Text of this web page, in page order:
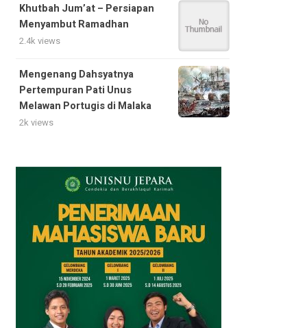
Khutbah Jum’at – Persiapan
Menyambut Ramadhan
2.4k views
Mengenang Dahsyatnya
Pertempuran Pati Unus
Melawan Portugis di Malaka
2k views